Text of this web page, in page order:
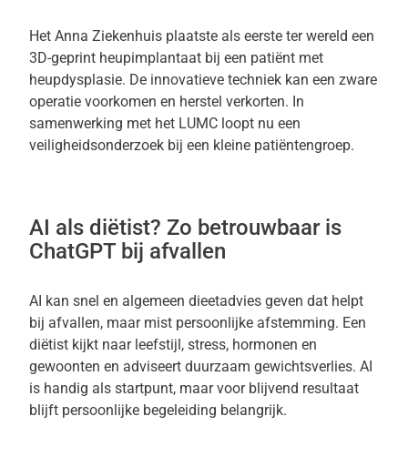
Het Anna Ziekenhuis plaatste als eerste ter wereld een
3D-geprint heupimplantaat bij een patiënt met
heupdysplasie. De innovatieve techniek kan een zware
operatie voorkomen en herstel verkorten. In
samenwerking met het LUMC loopt nu een
veiligheidsonderzoek bij een kleine patiëntengroep.
AI als diëtist? Zo betrouwbaar is
ChatGPT bij afvallen
AI kan snel en algemeen dieetadvies geven dat helpt
bij afvallen, maar mist persoonlijke afstemming. Een
diëtist kijkt naar leefstijl, stress, hormonen en
gewoonten en adviseert duurzaam gewichtsverlies. AI
is handig als startpunt, maar voor blijvend resultaat
blijft persoonlijke begeleiding belangrijk.